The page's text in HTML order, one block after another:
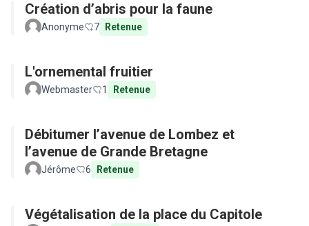
Création d’abris pour la faune
Anonyme 7 Retenue
L'ornemental fruitier
Webmaster 1 Retenue
Débitumer l’avenue de Lombez et
l’avenue de Grande Bretagne
Jérôme 6 Retenue
Végétalisation de la place du Capitole